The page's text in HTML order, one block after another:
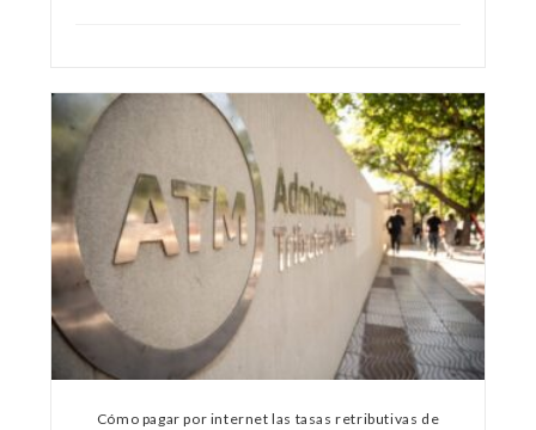
Cómo pagar por internet las tasas retributivas de